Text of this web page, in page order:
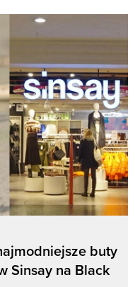
buty
Sinsay na Black